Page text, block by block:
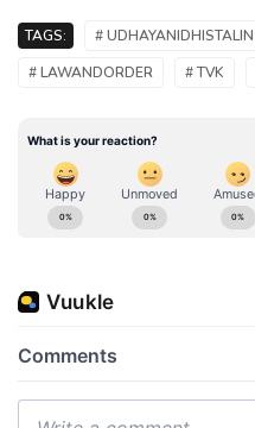
TAGS: # UDHAYANIDHISTALIN
# LAWANDORDER
# TVK